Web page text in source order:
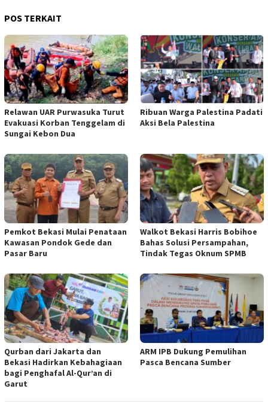
POS TERKAIT
Relawan UAR Purwasuka Turut
Evakuasi Korban Tenggelam di
Sungai Kebon Dua
Ribuan Warga Palestina Padati
Aksi Bela Palestina
Pemkot Bekasi Mulai Penataan
Kawasan Pondok Gede dan
Pasar Baru
Walkot Bekasi Harris Bobihoe
Bahas Solusi Persampahan,
Tindak Tegas Oknum SPMB
Qurban dari Jakarta dan
Bekasi Hadirkan Kebahagiaan
bagi Penghafal Al-Qur’an di
Garut
ARM IPB Dukung Pemulihan
Pasca Bencana Sumber